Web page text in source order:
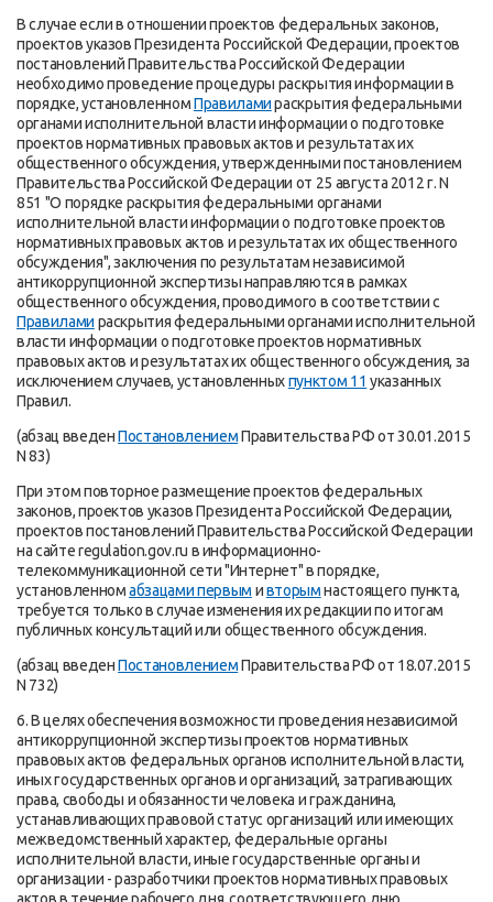
В случае если в отношении проектов федеральных законов,
проектов указов Президента Российской Федерации, проектов
постановлений Правительства Российской Федерации
необходимо проведение процедуры раскрытия информации в
порядке, установленномПравиламираскрытия федеральными
органами исполнительной власти информации о подготовке
проектов нормативных правовых актов и результатах их
общественного обсуждения, утвержденными постановлением
Правительства Российской Федерации от 25 августа 2012 г. N
851 "О порядке раскрытия федеральными органами
исполнительной власти информации о подготовке проектов
нормативных правовых актов и результатах их общественного
обсуждения", заключения по результатам независимой
антикоррупционной экспертизы направляются в рамках
общественного обсуждения, проводимого в соответствии с
Правилами раскрытия федеральными органами исполнительной
власти информации о подготовке проектов нормативных
правовых актов и результатах их общественного обсуждения, за
исключением случаев, установленныхпунктом 11 указанных
Правил.
(абзац введенПостановлениемПравительства РФ от 30.01.2015
N 83)
При этом повторное размещение проектов федеральных
законов, проектов указов Президента Российской Федерации,
проектов постановлений Правительства Российской Федерации
на сайте regulation.gov.ru в информационно-
телекоммуникационной сети "Интернет" в порядке,
установленномабзацами первым ивторымнастоящего пункта,
требуется только в случае изменения их редакции по итогам
публичных консультаций или общественного обсуждения.
(абзац введенПостановлениемПравительства РФ от 18.07.2015
N 732)
6. В целях обеспечения возможности проведения независимой
антикоррупционной экспертизы проектов нормативных
правовых актов федеральных органов исполнительной власти,
иных государственных органов и организаций, затрагивающих
права, свободы и обязанности человека и гражданина,
устанавливающих правовой статус организаций или имеющих
межведомственный характер, федеральные органы
исполнительной власти, иные государственные органы и
организации - разработчики проектов нормативных правовых